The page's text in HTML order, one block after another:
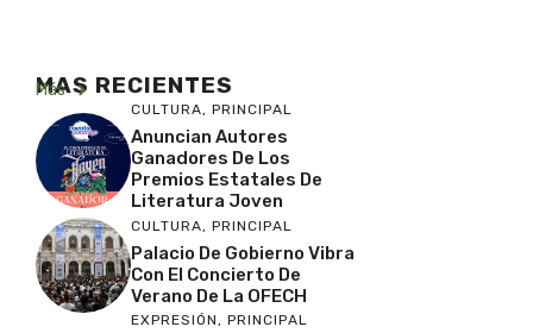
MAS RECIENTES
Más
CULTURA, PRINCIPAL
Anuncian Autores
Ganadores De Los
Premios Estatales De
Literatura Joven
CULTURA, PRINCIPAL
Palacio De Gobierno Vibra
Con El Concierto De
Verano De La OFECH
EXPRESIÓN, PRINCIPAL